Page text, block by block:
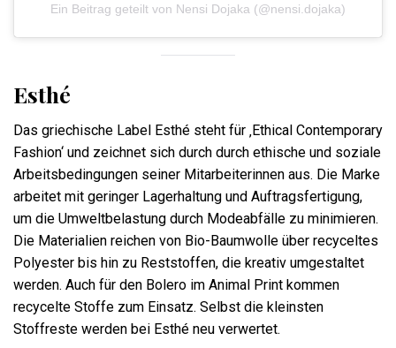
Ein Beitrag geteilt von Nensi Dojaka (@nensi.dojaka)
Esthé
Das griechische Label Esthé steht für ‚Ethical Contemporary
Fashion‘ und zeichnet sich durch durch ethische und soziale
Arbeitsbedingungen seiner Mitarbeiterinnen aus. Die Marke
arbeitet mit geringer Lagerhaltung und Auftragsfertigung,
um die Umweltbelastung durch Modeabfälle zu minimieren.
Die Materialien reichen von Bio-Baumwolle über recyceltes
Polyester bis hin zu Reststoffen, die kreativ umgestaltet
werden. Auch für den Bolero im Animal Print kommen
recycelte Stoffe zum Einsatz. Selbst die kleinsten
Stoffreste werden bei Esthé neu verwertet.